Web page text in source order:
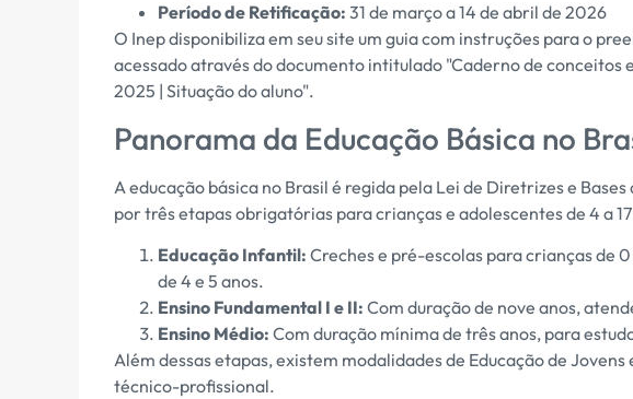
Período de Retificação: 31 de março a 14 de abril de 2026
O Inep disponibiliza em seu site um guia com instruções para o
acessado através do documento intitulado "Caderno de conceitos
2025 | Situação do aluno".
Panorama da Educação Básica no
A educação básica no Brasil é regida pela Lei de Diretrizes e
por três etapas obrigatórias para crianças e adolescentes de 4 a
Educação Infantil: Creches e pré-escolas para crianças de
de 4 e 5 anos.
Ensino Fundamental I e II: Com duração de nove anos,
Ensino Médio: Com duração mínima de três anos, para
Além dessas etapas, existem modalidades de Educação de Jovens
técnico-profissional.